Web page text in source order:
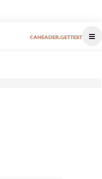
CAHEADER.GETTEST